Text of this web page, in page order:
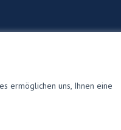
ermöglichen uns, Ihnen eine